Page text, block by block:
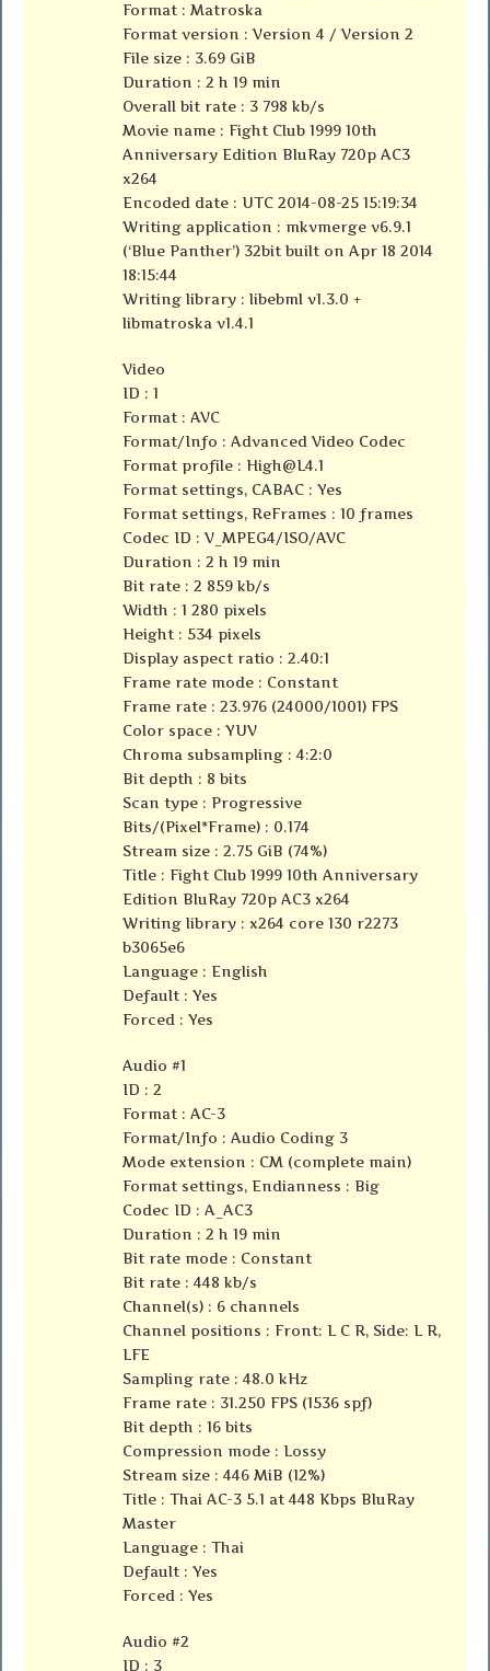
Format : Matroska
Format version : Version 4 / Version 2
File size : 3.69 GiB
Duration : 2 h 19 min
Overall bit rate : 3 798 kb/s
Movie name : Fight Club 1999 10th
Anniversary Edition BluRay 720p AC3
x264
Encoded date : UTC 2014-08-25 15:19:34
Writing application : mkvmerge v6.9.1
(‘Blue Panther’) 32bit built on Apr 18 2014
18:15:44
Writing library : libebml v1.3.0 +
libmatroska v1.4.1
Video
ID : 1
Format : AVC
Format/Info : Advanced Video Codec
Format profile :High@L4.1
Format settings, CABAC : Yes
Format settings, ReFrames : 10 frames
Codec ID : V_MPEG4/ISO/AVC
Duration : 2 h 19 min
Bit rate : 2 859 kb/s
Width : 1 280 pixels
Height : 534 pixels
Display aspect ratio : 2.40:1
Frame rate mode : Constant
Frame rate : 23.976 (24000/1001) FPS
Color space : YUV
Chroma subsampling : 4:2:0
Bit depth : 8 bits
Scan type : Progressive
Bits/(Pixel*Frame) : 0.174
Stream size : 2.75 GiB (74%)
Title : Fight Club 1999 10th Anniversary
Edition BluRay 720p AC3 x264
Writing library : x264 core 130 r2273
b3065e6
Language : English
Default : Yes
Forced : Yes
Audio #1
ID : 2
Format : AC-3
Format/Info : Audio Coding 3
Mode extension : CM (complete main)
Format settings, Endianness : Big
Codec ID : A_AC3
Duration : 2 h 19 min
Bit rate mode : Constant
Bit rate : 448 kb/s
Channel(s) : 6 channels
Channel positions : Front: L C R, Side: L R,
LFE
Sampling rate : 48.0 kHz
Frame rate : 31.250 FPS (1536 spf)
Bit depth : 16 bits
Compression mode : Lossy
Stream size : 446 MiB (12%)
Title : Thai AC-3 5.1 at 448 Kbps BluRay
Master
Language : Thai
Default : Yes
Forced : Yes
Audio #2
ID : 3